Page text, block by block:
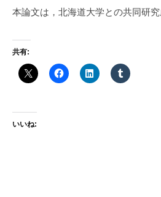
本論文は，北海道大学との共同研究
共有:
いいね: